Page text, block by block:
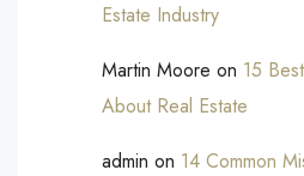
Estate Industry
Martin Moore on 15
About Real Estate
admin on 14 Common